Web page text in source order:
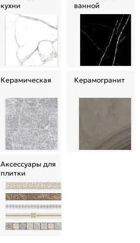
кухни
ванной
Керамическая Керамогранит
Аксессуары для
плитки